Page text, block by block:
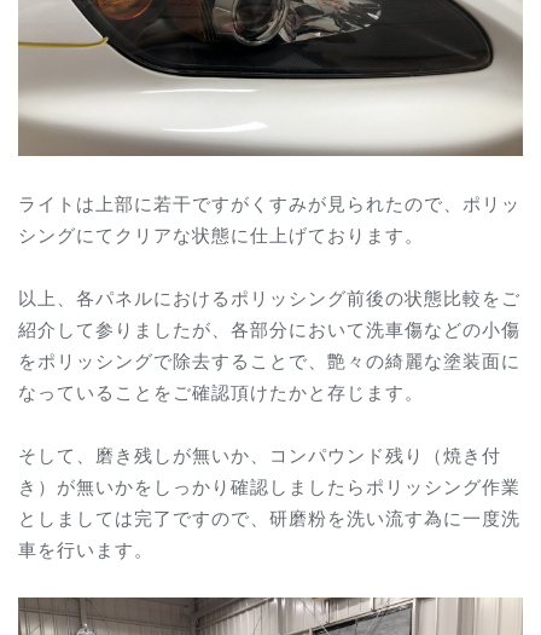
ライトは上部に若干ですがくすみが見られたので、ポリッ
シングにてクリアな状態に仕上げております。
以上、各パネルにおけるポリッシング前後の状態比較をご
紹介して参りましたが、各部分において洗車傷などの小傷
をポリッシングで除去することで、艶々の綺麗な塗装面に
なっていることをご確認頂けたかと存じます。
そして、磨き残しが無いか、コンパウンド残り（焼き付
き）が無いかをしっかり確認しましたらポリッシング作業
としましては完了ですので、研磨粉を洗い流す為に一度洗
車を行います。